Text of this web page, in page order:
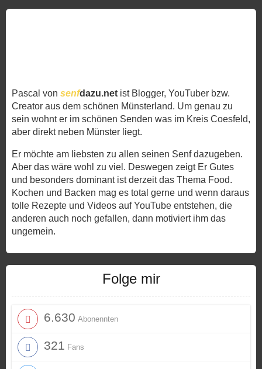
Pascal von senfdazu.net ist Blogger, YouTuber bzw.
Creator aus dem schönen Münsterland. Um genau zu
sein wohnt er im schönen Senden was im Kreis Coesfeld,
aber direkt neben Münster liegt.
Er möchte am liebsten zu allen seinen Senf dazugeben.
Aber das wäre wohl zu viel. Deswegen zeigt Er Gutes
und besonders dominant ist derzeit das Thema Food.
Kochen und Backen mag es total gerne und wenn daraus
tolle Rezepte und Videos auf YouTube entstehen, die
anderen auch noch gefallen, dann motiviert ihm das
ungemein.
Folge mir
6.630 Abonennten
321 Fans